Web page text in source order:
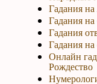
Гадания
Гадания
Гадания
Гадания
Онлайн
Рождество